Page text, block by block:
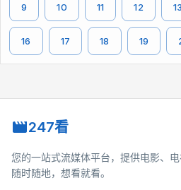
9 10 11 12 13
16 17 18 19
247看
您的一站式流媒体平台，提供电影、电
随时随地，想看就看。